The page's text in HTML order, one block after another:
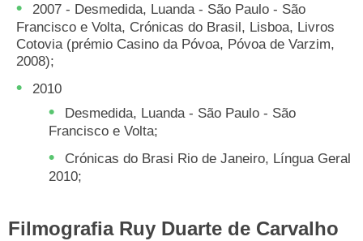
2007 - Desmedida, Luanda - São Paulo - São
Francisco e Volta, Crónicas do Brasil, Lisboa, Livros
Cotovia (prémio Casino da Póvoa, Póvoa de Varzim,
2008);
2010
Desmedida, Luanda - São Paulo - São
Francisco e Volta;
Crónicas do Brasi Rio de Janeiro, Língua Geral
2010;
Filmografia Ruy Duarte de Carvalho